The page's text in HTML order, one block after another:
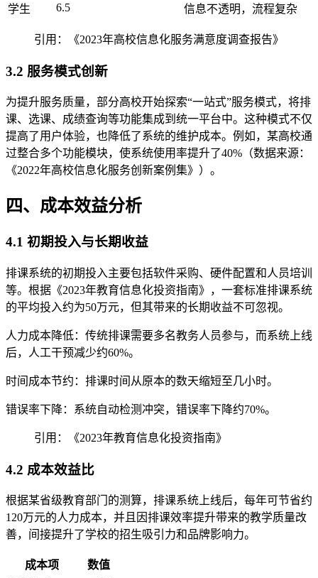
学生
6.5 信息不透明，流程复杂
引用：《2023年高校信息化服务满意度调查报告》
3.2 服务模式创新
为提升服务质量，部分高校开始探索“一站式”服务模式，将排
课、选课、成绩查询等功能集成到统一平台中。这种模式不仅
提高了用户体验，也降低了系统的维护成本。例如，某高校通
过整合多个功能模块，使系统使用率提升了40%（数据来源：
《2022年高校信息化服务创新案例集》）。
四、成本效益分析
4.1 初期投入与长期收益
排课系统的初期投入主要包括软件采购、硬件配置和人员培训
等。根据《2023年教育信息化投资指南》，一套标准排课系统
的平均投入约为50万元，但其带来的长期收益不可忽视。
人力成本降低：传统排课需要多名教务人员参与，而系统上线
后，人工干预减少约60%。
时间成本节约：排课时间从原本的数天缩短至几小时。
错误率下降：系统自动检测冲突，错误率下降约70%。
引用：《2023年教育信息化投资指南》
4.2 成本效益比
根据某省级教育部门的测算，排课系统上线后，每年可节省约
120万元的人力成本，并且因排课效率提升带来的教学质量改
善，间接提升了学校的招生吸引力和品牌影响力。
成本项
数值